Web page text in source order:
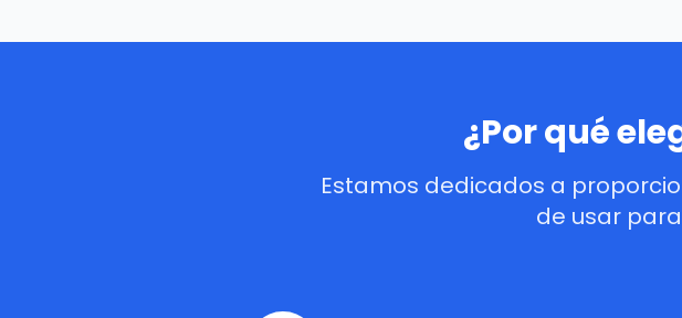
¿Por qué
Estamos dedicados a
de usar